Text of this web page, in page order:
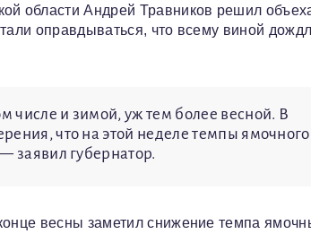
области Андрей Травников решил
оправдываться, что всему виной
числе и зимой, уж тем более весной. В
что на этой неделе темпы ямочного
заявил губернатор.
весны заметил снижение темпа